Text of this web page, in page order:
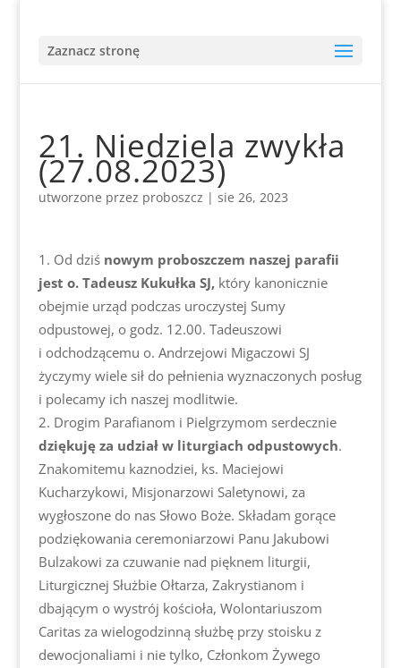
Zaznacz stronę
21. Niedziela zwykła
(27.08.2023)
utworzone przez proboszcz | sie 26, 2023
Od dziś nowym proboszczem naszej parafii
jest o. Tadeusz Kukułka SJ,który kanonicznie
obejmie urząd podczas uroczystej Sumy
odpustowej, o godz. 12.00. Tadeuszowi
i odchodzącemu o. Andrzejowi Migaczowi SJ
życzymy wiele sił do pełnienia wyznaczonych posług
i polecamy ich naszej modlitwie.
Drogim Parafianom i Pielgrzymom serdecznie
dziękuję za udział w liturgiach odpustowych.
Znakomitemu kaznodziei, ks. Maciejowi
Kucharzykowi, Misjonarzowi Saletynowi, za
wygłoszone do nas Słowo Boże. Składam gorące
podziękowania ceremoniarzowi Panu Jakubowi
Bulzakowi za czuwanie nad pięknem liturgii,
Liturgicznej Służbie Ołtarza, Zakrystianom i
dbającym o wystrój kościoła, Wolontariuszom
Caritas za wielogodzinną służbę przy stoisku z
dewocjonaliami i nie tylko, Członkom Żywego